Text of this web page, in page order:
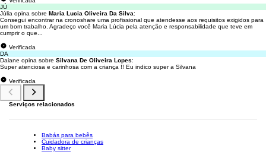
JÚ
Júlia opina sobre Maria Lucia Oliveira Da Silva:
Consegui encontrar na cronoshare uma profissional que atendesse aos requisitos exigidos para
um bom trabalho. Agradeço você Maria Lúcia pela atenção e responsabilidade que teve em
cumprir o que...
Verificada
DA
Daiane opina sobre Silvana De Oliveira Lopes:
Super atenciosa e carinhosa com a criança !! Eu indico super a Silvana
Verificada
Serviços relacionados
Babás para bebês
Cuidadora de crianças
Baby sitter